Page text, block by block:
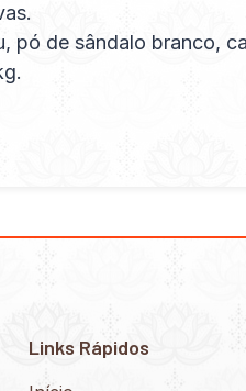
pó de sândalo branco,
Links Rápidos